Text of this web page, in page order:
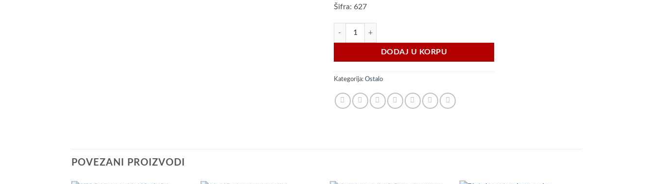
Šifra: 627
Moto stalak količina
DODAJ U KORPU
Kategorija: Ostalo
POVEZANI PROIZVODI